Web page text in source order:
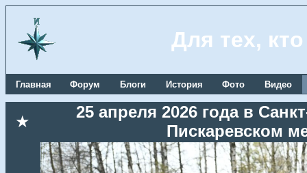
Для тех,
Главная Форум Блоги История Фото Видео
★
25 апреля 2026 года в
Пискаревском